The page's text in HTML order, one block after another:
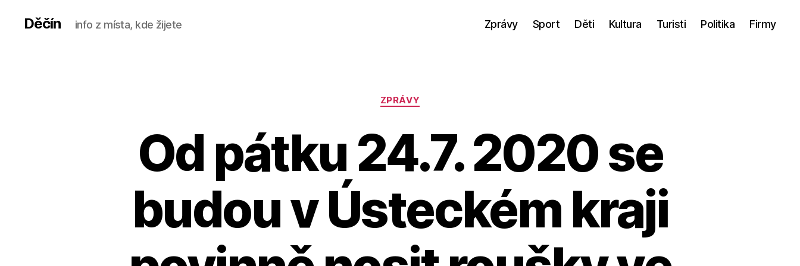
Děčín info z místa, kde žijete Zprávy Sport Děti Kultura Turisti Politika Firmy
Rubriky
ZPRÁVY
Od pátku 24.7. 2020 se
budou v Ústeckém kraji